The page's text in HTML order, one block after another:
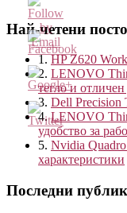
Най-четени
1.HP Z620
2. LENOVO
тегло и
3. Dell Precision
4.LENOVO
удобство за
5. Nvidia
характеристики
Последни
http://
3